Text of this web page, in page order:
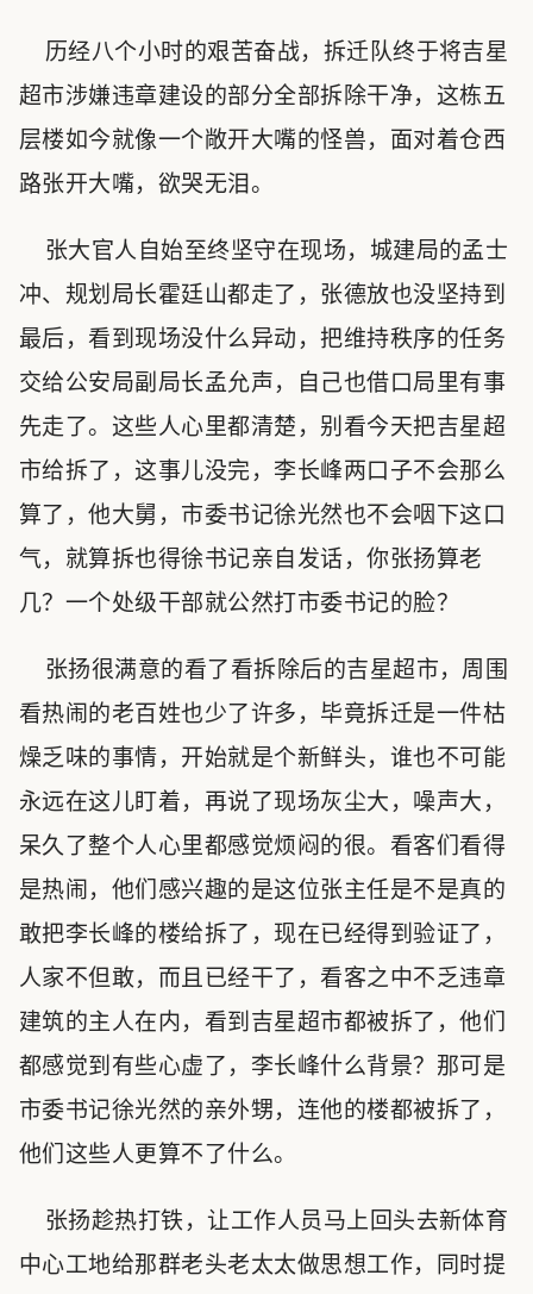
历经八个小时的艰苦奋战，拆迁队终于将吉星
超市涉嫌违章建设的部分全部拆除干净，这栋五
层楼如今就像一个敞开大嘴的怪兽，面对着仓西
路张开大嘴，欲哭无泪。
张大官人自始至终坚守在现场，城建局的孟士
冲、规划局长霍廷山都走了，张德放也没坚持到
最后，看到现场没什么异动，把维持秩序的任务
交给公安局副局长孟允声，自己也借口局里有事
先走了。这些人心里都清楚，别看今天把吉星超
市给拆了，这事儿没完，李长峰两口子不会那么
算了，他大舅，市委书记徐光然也不会咽下这口
气，就算拆也得徐书记亲自发话，你张扬算老
几？一个处级干部就公然打市委书记的脸？
张扬很满意的看了看拆除后的吉星超市，周围
看热闹的老百姓也少了许多，毕竟拆迁是一件枯
燥乏味的事情，开始就是个新鲜头，谁也不可能
永远在这儿盯着，再说了现场灰尘大，噪声大，
呆久了整个人心里都感觉烦闷的很。看客们看得
是热闹，他们感兴趣的是这位张主任是不是真的
敢把李长峰的楼给拆了，现在已经得到验证了，
人家不但敢，而且已经干了，看客之中不乏违章
建筑的主人在内，看到吉星超市都被拆了，他们
都感觉到有些心虚了，李长峰什么背景？那可是
市委书记徐光然的亲外甥，连他的楼都被拆了，
他们这些人更算不了什么。
张扬趁热打铁，让工作人员马上回头去新体育
中心工地给那群老头老太太做思想工作，同时提